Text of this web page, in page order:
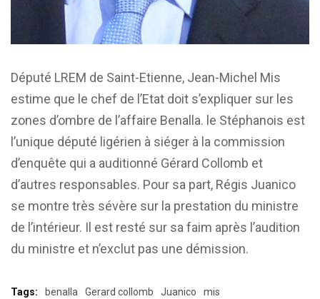
Député LREM de Saint-Etienne, Jean-Michel Mis
estime que le chef de l’Etat doit s’expliquer sur les
zones d’ombre de l’affaire Benalla. le Stéphanois est
l’unique député ligérien à siéger à la commission
d’enquête qui a auditionné Gérard Collomb et
d’autres responsables. Pour sa part, Régis Juanico
se montre très sévère sur la prestation du ministre
de l’intérieur. Il est resté sur sa faim après l’audition
du ministre et n’exclut pas une démission.
Tags: benalla Gerard collomb Juanico mis